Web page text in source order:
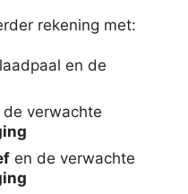
rekening met:
en de
de verwachte
en de verwachte